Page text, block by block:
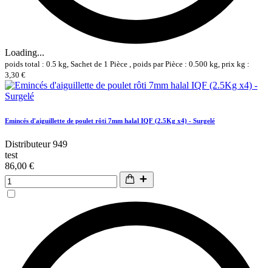
Loading...
poids total : 0.5 kg, Sachet de 1 Pièce , poids par Pièce : 0.500 kg, prix kg :
3,30 €
Emincés d'aiguillette de poulet rôti 7mm halal IQF (2.5Kg x4) - Surgelé
Distributeur 949
test
86,00 €